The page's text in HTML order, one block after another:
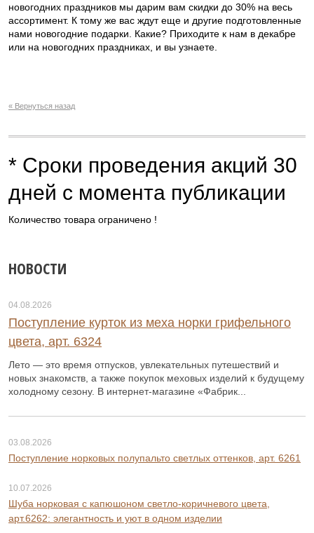
новогодних праздников мы дарим вам скидки до 30% на весь
ассортимент. К тому же вас ждут еще и другие подготовленные
нами новогодние подарки. Какие? Приходите к нам в декабре
или на новогодних праздниках, и вы узнаете.
« Вернуться назад
* Сроки проведения акций 30
дней с момента публикации
Количество товара ограничено !
НОВОСТИ
04.08.2026
Поступление курток из меха норки грифельного
цвета, арт. 6324
Лето — это время отпусков, увлекательных путешествий и
новых знакомств, а также покупок меховых изделий к будущему
холодному сезону. В интернет-магазине «Фабрик...
03.08.2026
Поступление норковых полупальто светлых оттенков, арт. 6261
10.07.2026
Шуба норковая с капюшоном светло-коричневого цвета,
арт.6262: элегантность и уют в одном изделии